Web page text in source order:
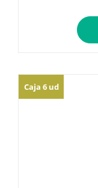
Caja 6 ud